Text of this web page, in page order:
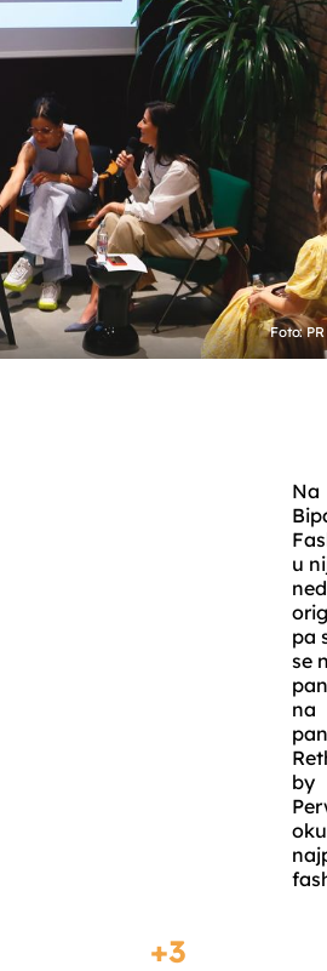
Foto: PR
Na
u
pa
se
na
by
3